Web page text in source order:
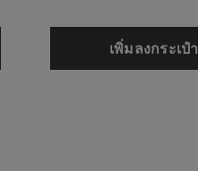
เพิ่มลงกระเป๋า